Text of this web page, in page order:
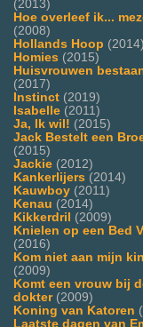
(2013)
Hoe overleef ik...
(2008)
Hollands Hoop (2014)
Homies (2015)
Huisvrouwen
(2017)
Instinct (2019)
Isabelle (2011)
Ja, Ik wil! (2015)
Jack Bestelt een
(2015)
Jackie (2012)
Kankerlijers (2014)
Kauwboy (2011)
Kenau (2014)
Kikkerdril
(2009)
Knielen op een Bed
(2016)
Kom niet aan mijn
(2009)
Komt een vrouw bij
dokter(2009)
Koning van Katoren
Laatste dagen van